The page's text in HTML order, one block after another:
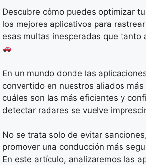
Descubre cómo puedes optimizar
los mejores aplicativos para
esas multas inesperadas que tanto
En un mundo donde las
convertido en nuestros aliados
cuáles son las más eficientes y
detectar radares se vuelve
No se trata solo de evitar
promover una conducción más
En este artículo, analizaremos las